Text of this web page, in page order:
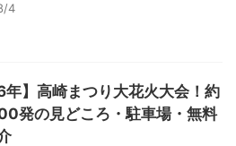
4
年】高崎まつり大花火大会！約
発の見どころ・駐車場・無料